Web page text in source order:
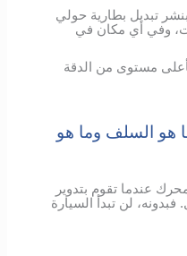
تبديل بطارية حولي
وفي أي مكان في
مستوى من الدقة
هو السلف وما هو
عندما تقوم بتدوير
لن تبدأ السيارة